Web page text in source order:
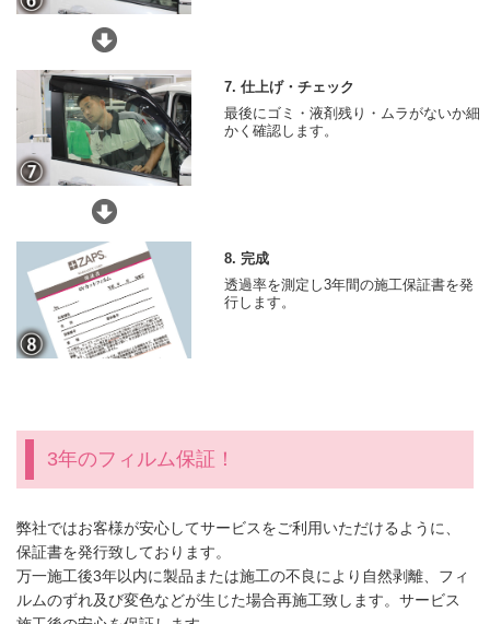
7. 仕上げ・チェック
最後にゴミ・液剤残り・ムラがないか細
かく確認します。
8. 完成
透過率を測定し3年間の施工保証書を発
行します。
3年のフィルム保証！
弊社ではお客様が安心してサービスをご利用いただけるように、
保証書を発行致しております。
万一施工後3年以内に製品または施工の不良により自然剥離、フィ
ルムのずれ及び変色などが生じた場合再施工致します。サービス